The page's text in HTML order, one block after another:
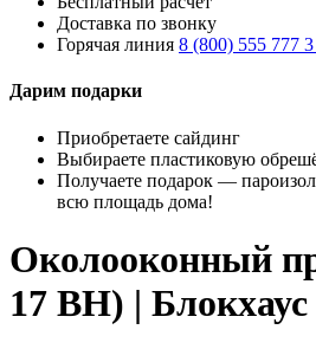
Доставка по звонку
Горячая линия 8 (800) 555 777
Дарим подарки
Приобретаете сайдинг
Выбираете пластиковую
Получаете подарок —
всю площадь дома!
Околооконный
17 BH) |